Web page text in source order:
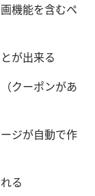
機能を含むペ
が出来る
クーポンがあ
ジが自動で作
る